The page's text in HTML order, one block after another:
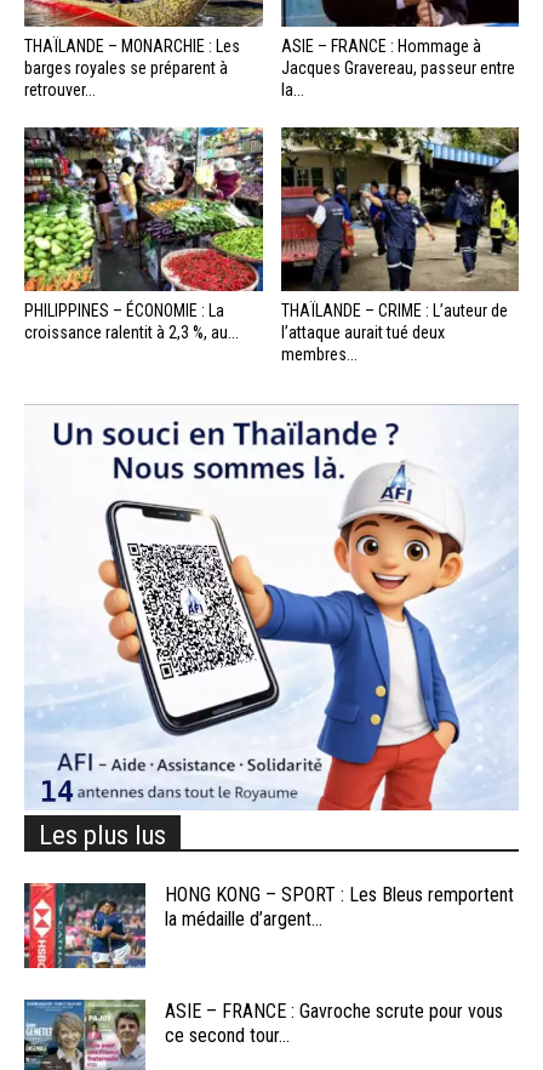
THAÏLANDE – MONARCHIE : Les
barges royales se préparent à
retrouver...
ASIE – FRANCE : Hommage à
Jacques Gravereau, passeur entre
la...
PHILIPPINES – ÉCONOMIE : La
croissance ralentit à 2,3 %, au...
THAÏLANDE – CRIME : L’auteur de
l’attaque aurait tué deux
membres...
Les plus lus
HONG KONG – SPORT : Les Bleus remportent
la médaille d’argent...
ASIE – FRANCE : Gavroche scrute pour vous
ce second tour...